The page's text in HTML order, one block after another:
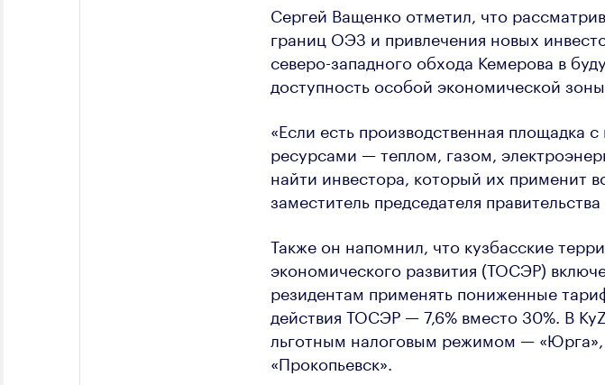
Сергей Ващенко отметил, что
границ ОЭЗ и привлечения новых
северо-западного обхода Кемерова в
доступность особой экономической зоны.
«Если есть производственная площадка
ресурсами — теплом, газом,
найти инвестора, который их применит
заместитель председателя правительства
Также он напомнил, что кузбасские
экономического развития (ТОСЭР)
резидентам применять пониженные
действия ТОСЭР — 7,6% вместо 30%. В
льготным налоговым режимом —
«Прокопьевск».